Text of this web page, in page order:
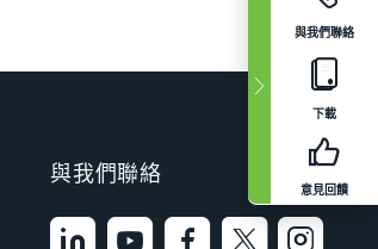
與我們聯絡
下載
意見回饋
與我們聯絡